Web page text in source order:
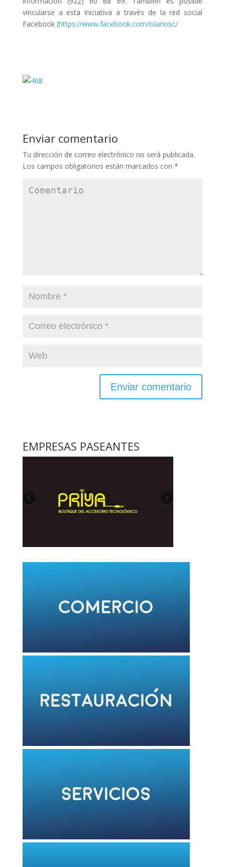
EMPRESAS PASEANTES
vincularse a esta iniciativa a través de la red social
Facebook (https://www.facebook.com/islariosc/
Enviar comentario
Tu dirección de correo electrónico no será publicada.
Los campos obligatorios están marcados con *